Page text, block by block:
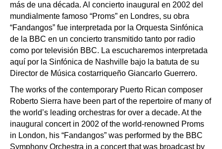
más de una década. Al concierto inaugural en 2002 del
mundialmente famoso “Proms” en Londres, su obra
“Fandangos” fue interpretada por la Orquesta Sinfónica
de la BBC en un concierto transmitido tanto por radio
como por televisión BBC. La escucharemos interpretada
aquí por la Sinfónica de Nashville bajo la batuta de su
Director de Música costarriqueño Giancarlo Guerrero.
The works of the contemporary Puerto Rican composer
Roberto Sierra have been part of the repertoire of many of
the world’s leading orchestras for over a decade. At the
inaugural concert in 2002 of the world-renowned Proms
in London, his “Fandangos” was performed by the BBC
Symphony Orchestra in a concert that was broadcast by